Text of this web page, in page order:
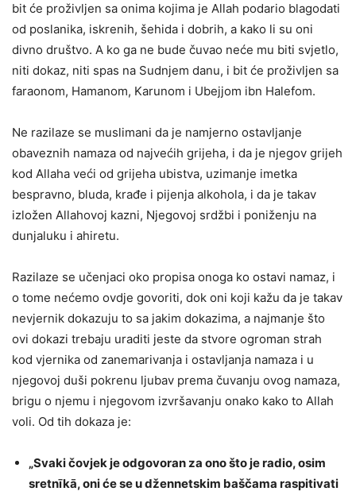
bit će proživljen sa onima kojima je Allah podario blagodati
od poslanika, iskrenih, šehida i dobrih, a kako li su oni
divno društvo. A ko ga ne bude čuvao neće mu biti svjetlo,
niti dokaz, niti spas na Sudnjem danu, i bit će proživljen sa
faraonom, Hamanom, Karunom i Ubejjom ibn Halefom.
Ne razilaze se muslimani da je namjerno ostavljanje
obaveznih namaza od najvećih grijeha, i da je njegov grijeh
kod Allaha veći od grijeha ubistva, uzimanje imetka
bespravno, bluda, krađe i pijenja alkohola, i da je takav
izložen Allahovoj kazni, Njegovoj srdžbi i poniženju na
dunjaluku i ahiretu.
Razilaze se učenjaci oko propisa onoga ko ostavi namaz, i
o tome nećemo ovdje govoriti, dok oni koji kažu da je takav
nevjernik dokazuju to sa jakim dokazima, a najmanje što
ovi dokazi trebaju uraditi jeste da stvore ogroman strah
kod vjernika od zanemarivanja i ostavljanja namaza i u
njegovoj duši pokrenu ljubav prema čuvanju ovog namaza,
brigu o njemu i njegovom izvršavanju onako kako to Allah
voli. Od tih dokaza je:
„Svaki čovjek je odgovoran za ono što je radio, osim
sretnīkā, oni će se u džennetskim baščama raspitivati